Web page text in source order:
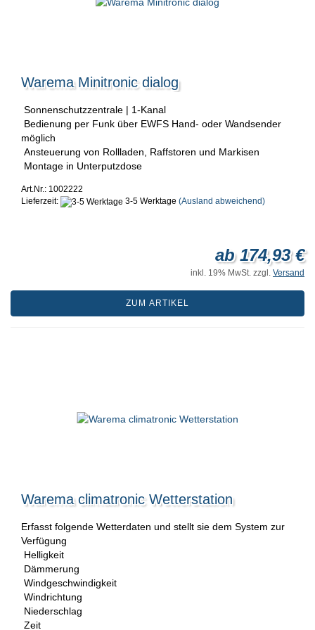
Warema Minitronic dialog
Sonnenschutzzentrale | 1-Kanal
Bedienung per Funk über EWFS Hand- oder Wandsender
möglich
Ansteuerung von Rollladen, Raffstoren und Markisen
Montage in Unterputzdose
Art.Nr.: 1002222
Lieferzeit:
3-5 Werktage (Ausland abweichend)
ab 174,93 €
inkl. 19% MwSt. zzgl. Versand
ZUM ARTIKEL
Warema climatronic Wetterstation
Erfasst folgende Wetterdaten und stellt sie dem System zur
Verfügung
Helligkeit
Dämmerung
Windgeschwindigkeit
Windrichtung
Niederschlag
Zeit